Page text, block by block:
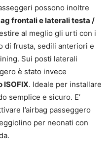
possono inoltre
frontali e laterali testa /
al meglio gli urti con i
di frusta, sedili anteriori e
Sui posti laterali
è stato invece
. Ideale per installare
semplice e sicuro. E’
l’airbag passeggero
per neonati con